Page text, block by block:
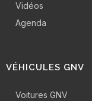
Vidéos
Agenda
VÉHICULES GNV
Voitures GNV